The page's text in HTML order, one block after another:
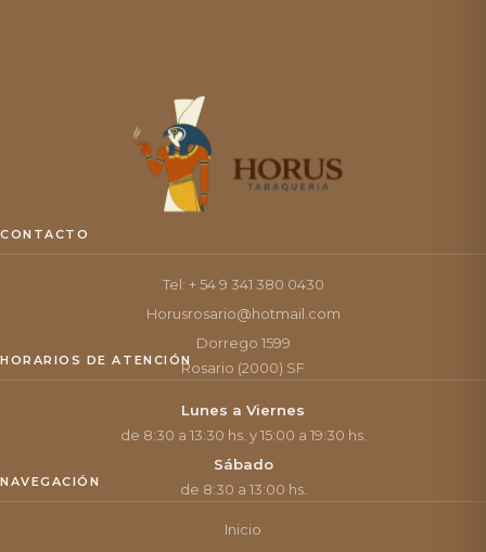
CONTACTO
Tel: + 54 9 341 380 0430
Horusrosario@hotmail.com
Dorrego 1599
Rosario (2000) SF
HORARIOS DE ATENCIÓN
Lunes a Viernes
de 8:30 a 13:30 hs. y 15:00 a 19:30 hs.
Sábado
de 8:30 a 13:00 hs.
NAVEGACIÓN
Inicio